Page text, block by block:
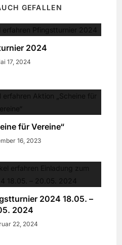
GEFALLEN
2024
17, 2024
für Vereine“
16, 2023
2024 18.05. –
2024
22, 2024